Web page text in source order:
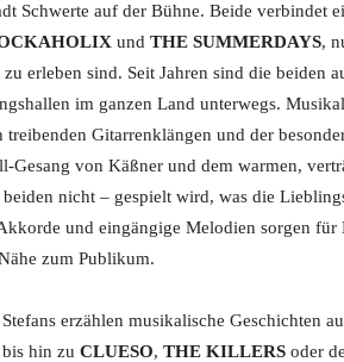
Schwerte auf der Bühne. Beide verbindet
und THE SUMMERDAYS,
erleben sind. Seit Jahren sind die beiden
im ganzen Land unterwegs.
treibenden Gitarrenklängen und der
Gesang von Käßner und dem warmen,
nicht – gespielt wird, was die
und eingängige Melodien sorgen
zum Publikum.
erzählen musikalische Geschichten
bis hin zu CLUESO, THE KILLERS oder